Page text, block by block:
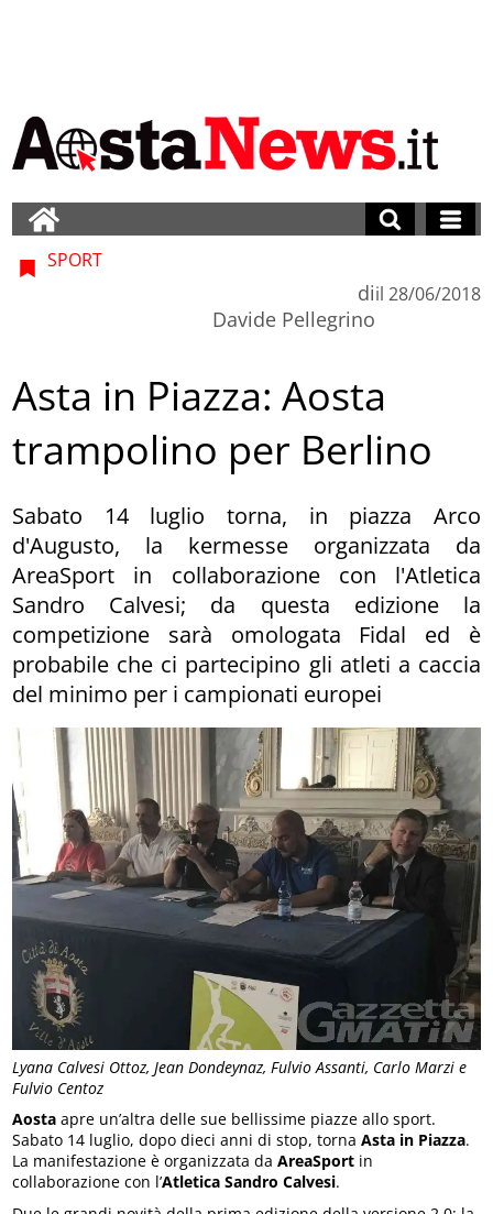
Lyana Calvesi Ottoz, Jean Dondeynaz, Fulvio Assanti, Carlo Marzi e
Fulvio Centoz
SPORT
di
Davide Pellegrino
il 28/06/2018
Asta in Piazza: Aosta
trampolino per Berlino
Sabato 14 luglio torna, in piazza Arco
d'Augusto, la kermesse organizzata da
AreaSport in collaborazione con l'Atletica
Sandro Calvesi; da questa edizione la
competizione sarà omologata Fidal ed è
probabile che ci partecipino gli atleti a caccia
del minimo per i campionati europei
Aosta apre un’altra delle sue bellissime piazze allo sport.
Sabato 14 luglio, dopo dieci anni di stop, tornaAsta in Piazza.
La manifestazione è organizzata daAreaSport in
collaborazione con l’Atletica Sandro Calvesi.